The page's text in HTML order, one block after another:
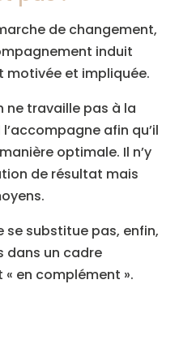
de changement,
induit
motivée et impliquée.
ne travaille pas à la
afin qu’il
optimale. Il n’y
de résultat mais
se substitue pas, enfin,
dans un cadre
en complément ».